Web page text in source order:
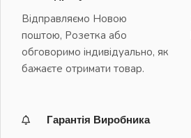
Відправляємо Новою
поштою, Розетка або
обговоримо індивідуально, як
бажаєте отримати товар.
Гарантія Виробника